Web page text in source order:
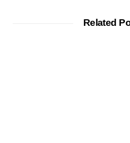
Related